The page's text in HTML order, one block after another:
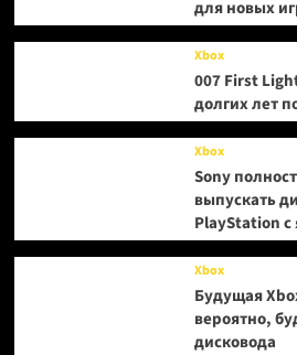
для новых
Xbox
007 First
долгих лет
Xbox
Sony
выпускать
PlayStation с
Xbox
Будущая
вероятно,
дисковода